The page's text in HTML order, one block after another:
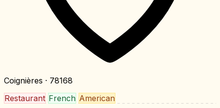
Coignières · 78168
Restaurant French American